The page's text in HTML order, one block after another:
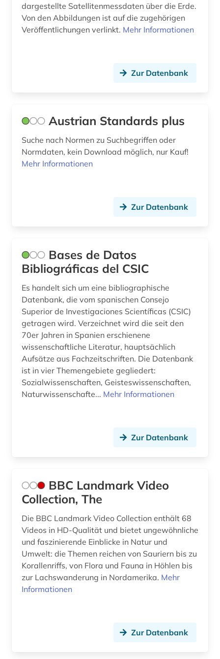
kohle (1)
kommunikationswissenschaft (1)
konferenzschrift (1)
korea (1)
kunst (5)
laborbuch (1)
laborheft (1)
labortechnik (1)
landschaftspflege (1)
landwirtschaft (5)
latein (1)
lateinamerika (1)
lebensmittelmikrobiologie (1)
lehramt (1)
lehrbuch (1)
lexikon (5)
limnologie (1)
dargestellte Satellitenmessdaten über die Erde.
Von den Abbildungen ist auf die zugehörigen
Veröffentlichungen verlinkt. Mehr Informationen
Zur Datenbank
Austrian Standards plus
Suche nach Normen zu Suchbegriffen oder
Normdaten, kein Download möglich, nur Kauf!
Mehr Informationen
Zur Datenbank
Bases de Datos
Bibliográficas del CSIC
Es handelt sich um eine bibliographische
Datenbank, die vom spanischen Consejo
Superior de Investigaciones Scientíficas (CSIC)
getragen wird. Verzeichnet wird die seit den
70er Jahren in Spanien erschienene
wissenschaftliche Literatur, hauptsächlich
Aufsätze aus Fachzeitschriften. Die Datenbank
ist in vier Themengebiete gegliedert:
Sozialwissenschaften, Geisteswissenschaften,
Naturwissenschafte... Mehr Informationen
Zur Datenbank
BBC Landmark Video
Collection, The
Die BBC Landmark Video Collection enthält 68
Videos in HD-Qualität und bietet ungewöhnliche
und faszinierende Einblicke in Natur und
Umwelt: die Themen reichen von Sauriern bis zu
Korallenriffs, von Flora und Fauna in Höhlen bis
zur Lachswanderung in Nordamerika. Mehr
Informationen
Zur Datenbank